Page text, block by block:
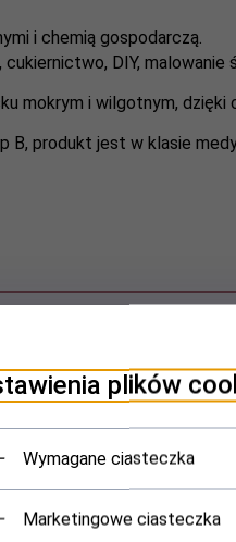
i chemią gospodarczą.
DIY, malowanie
mokrym i wilgotnym,
B, produkt jest w klasie
w sklepie i
plików
Wymagane ciasteczka
Marketingowe ciasteczka